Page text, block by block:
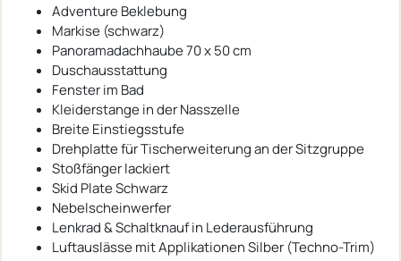
Adventure Beklebung
Markise (schwarz)
Panoramadachhaube 70 x 50 cm
Duschausstattung
Fenster im Bad
Kleiderstange in der Nasszelle
Breite Einstiegsstufe
Drehplatte für Tischerweiterung an der Sitzgruppe
Stoßfänger lackiert
Skid Plate Schwarz
Nebelscheinwerfer
Lenkrad & Schaltknauf in Lederausführung
Luftauslässe mit Applikationen Silber (Techno-Trim)